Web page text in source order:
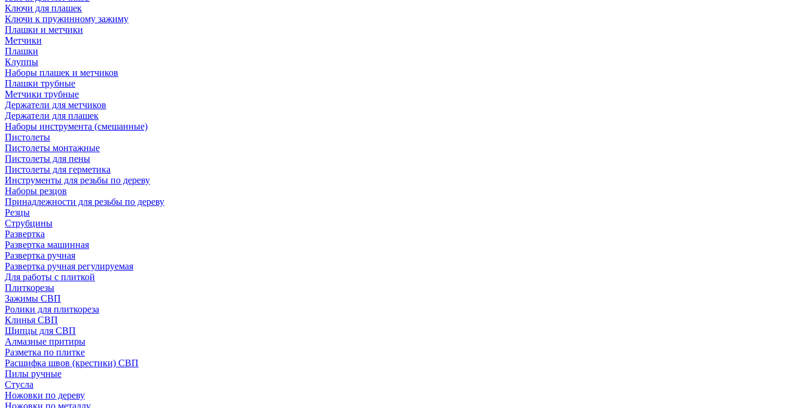
Ключи для плашек
Ключи к пружинному зажиму
Плашки и метчики
Метчики
Плашки
Клуппы
Наборы плашек и метчиков
Плашки трубные
Метчики трубные
Держатели для метчиков
Держатели для плашек
Наборы инструмента (смешанные)
Пистолеты
Пистолеты монтажные
Пистолеты для пены
Пистолеты для герметика
Инструменты для резьбы по дереву
Наборы резцов
Принадлежности для резьбы по дереву
Резцы
Струбцины
Развертка
Развертка машинная
Развертка ручная
Развертка ручная регулируемая
Для работы с плиткой
Плиткорезы
Зажимы СВП
Ролики для плиткореза
Клинья СВП
Щипцы для СВП
Алмазные притиры
Разметка по плитке
Расшифка швов (крестики) СВП
Пилы ручные
Стусла
Ножовки по дереву
Ножовки по металлу